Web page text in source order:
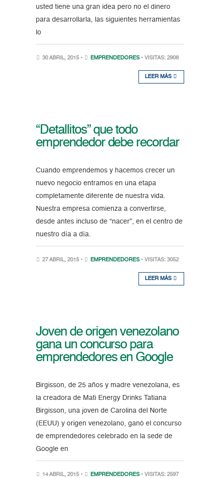
usted tiene una gran idea pero no el dinero
para desarrollarla, las siguientes herramientas
lo
30 ABRIL, 2015 • EMPRENDEDORES • VISITAS: 2908
LEER MÁS
“Detallitos” que todo
emprendedor debe recordar
Cuando emprendemos y hacemos crecer un
nuevo negocio entramos en una etapa
completamente diferente de nuestra vida.
Nuestra empresa comienza a convertirse,
desde antes incluso de “nacer”, en el centro de
nuestro día a día.
27 ABRIL, 2015 • EMPRENDEDORES • VISITAS: 3052
LEER MÁS
Joven de origen venezolano
gana un concurso para
emprendedores en Google
Birgisson, de 25 años y madre venezolana, es
la creadora de Mati Energy Drinks Tatiana
Birgisson, una joven de Carolina del Norte
(EEUU) y origen venezolano, ganó el concurso
de emprendedores celebrado en la sede de
Google en
14 ABRIL, 2015 • EMPRENDEDORES • VISITAS: 2597